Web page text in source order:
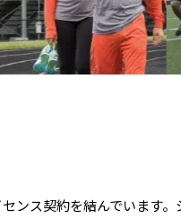
ンス契約を結んでいます。